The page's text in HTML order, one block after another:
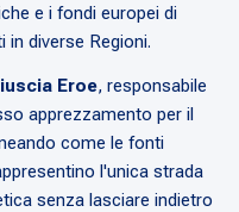
e i fondi europei di
in diverse Regioni.
Eroe, responsabile
apprezzamento per il
come le fonti
l'unica strada
senza lasciare indietro